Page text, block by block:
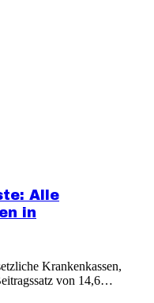
Alle
in
Krankenkassen,
von 14,6